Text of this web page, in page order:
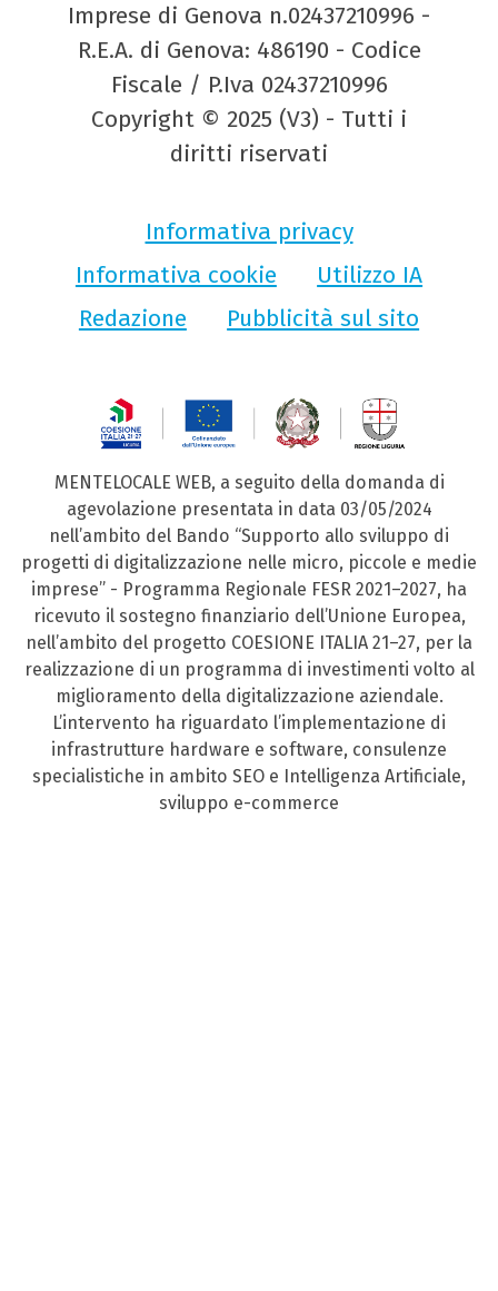
Imprese di Genova n.02437210996 -
R.E.A. di Genova: 486190 - Codice
Fiscale / P.Iva 02437210996
Copyright © 2025 (V3) - Tutti i
diritti riservati
Informativa privacy
Informativa cookie
Utilizzo IA
Redazione
Pubblicità sul sito
MENTELOCALE WEB, a seguito della domanda di
agevolazione presentata in data 03/05/2024
nell’ambito del Bando “Supporto allo sviluppo di
progetti di digitalizzazione nelle micro, piccole e medie
imprese” - Programma Regionale FESR 2021–2027, ha
ricevuto il sostegno finanziario dell’Unione Europea,
nell’ambito del progetto COESIONE ITALIA 21–27, per la
realizzazione di un programma di investimenti volto al
miglioramento della digitalizzazione aziendale.
L’intervento ha riguardato l’implementazione di
infrastrutture hardware e software, consulenze
specialistiche in ambito SEO e Intelligenza Artificiale,
sviluppo e-commerce